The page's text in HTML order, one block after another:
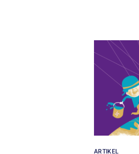
ARTIKEL